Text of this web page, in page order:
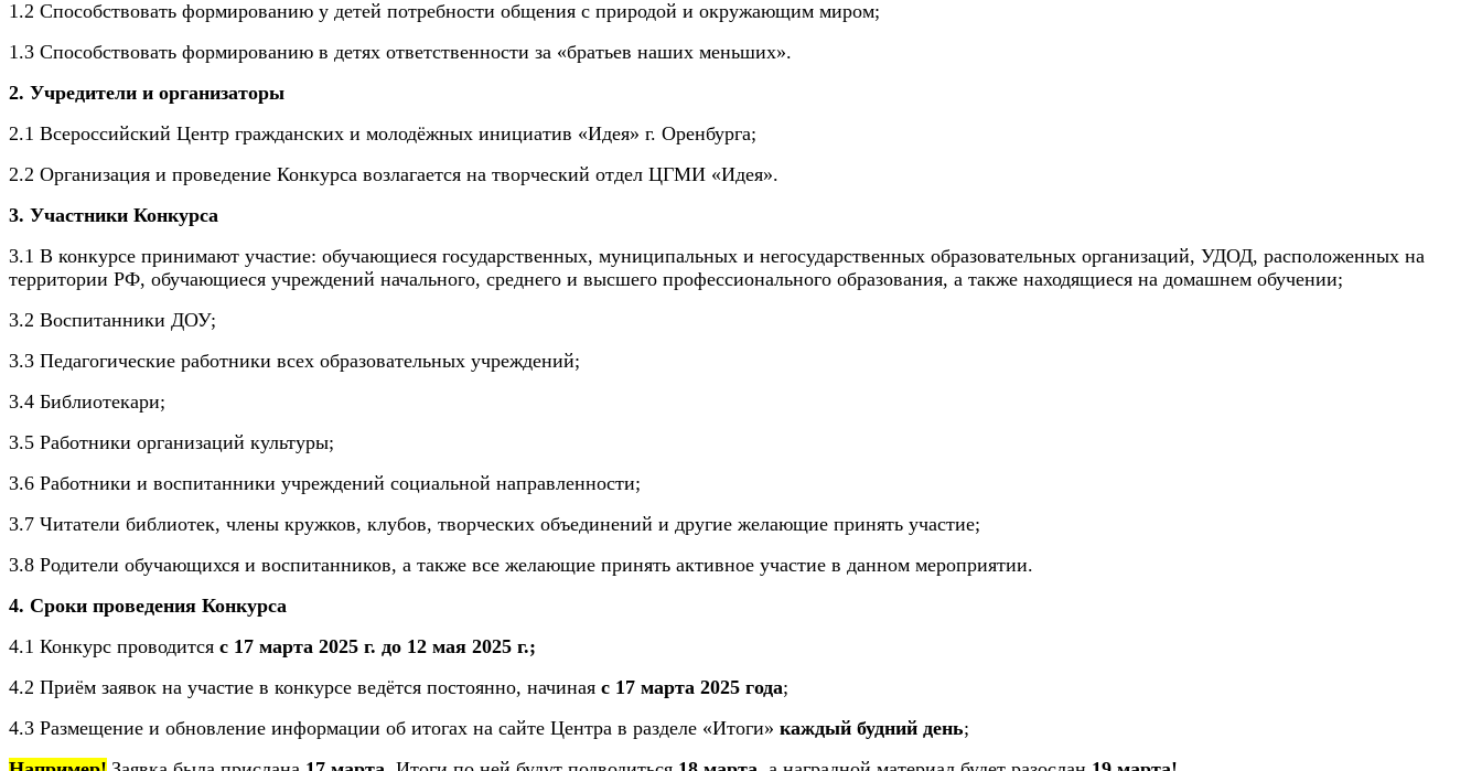
1.2 Способствовать формированию у детей потребности общения с природой и окружающим миром;
1.3 Способствовать формированию в детях ответственности за «братьев наших меньших».
2. Учредители и организаторы
2.1 Всероссийский Центр гражданских и молодёжных инициатив «Идея» г. Оренбурга;
2.2 Организация и проведение Конкурса возлагается на творческий отдел ЦГМИ «Идея».
3. Участники Конкурса
3.1 В конкурсе принимают участие: обучающиеся государственных, муниципальных и негосударственных образовательных организаций, УДОД, расположенных на
территории РФ, обучающиеся учреждений начального, среднего и высшего профессионального образования, а также находящиеся на домашнем обучении;
3.2 Воспитанники ДОУ;
3.3 Педагогические работники всех образовательных учреждений;
3.4 Библиотекари;
3.5 Работники организаций культуры;
3.6 Работники и воспитанники учреждений социальной направленности;
3.7 Читатели библиотек, члены кружков, клубов, творческих объединений и другие желающие принять участие;
3.8 Родители обучающихся и воспитанников, а также все желающие принять активное участие в данном мероприятии.
4. Сроки проведения Конкурса
4.1 Конкурс проводится с 17 марта 2025 г. до 12 мая 2025 г.;
4.2 Приём заявок на участие в конкурсе ведётся постоянно, начиная с 17 марта 2025 года;
4.3 Размещение и обновление информации об итогах на сайте Центра в разделе «Итоги» каждый будний день;